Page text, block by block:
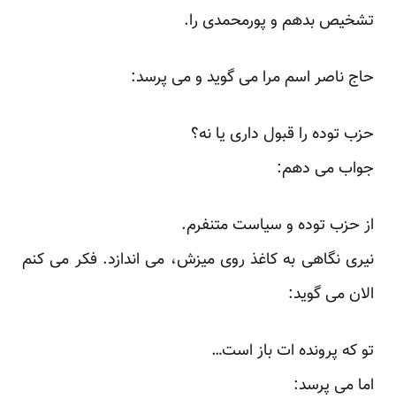
تشخیص بدهم و پورمحمدی را.
حاج ناصر اسم مرا می گوید و می پرسد:
حزب توده را قبول داری یا نه؟
جواب می دهم:
از حزب توده و سیاست متنفرم.
نیری نگاهی به کاغذ روی میزش، می اندازد. فکر می کنم
الان می گوید:
تو که پرونده ات باز است…
اما می پرسد: